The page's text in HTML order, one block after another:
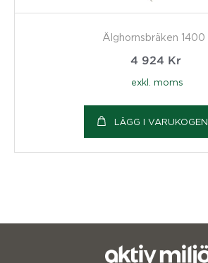
Älghornsbräken 1400
4 924 Kr
exkl. moms
LÄGG I VARUKOGEN